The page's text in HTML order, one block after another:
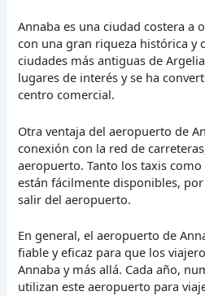
Annaba es una ciudad costera a
con una gran riqueza histórica y
ciudades más antiguas de
lugares de interés y se ha
centro comercial.
Otra ventaja del aeropuerto de
conexión con la red de
aeropuerto. Tanto los taxis
están fácilmente disponibles,
salir del aeropuerto.
En general, el aeropuerto de
fiable y eficaz para que los
Annaba y más allá. Cada año,
utilizan este aeropuerto para